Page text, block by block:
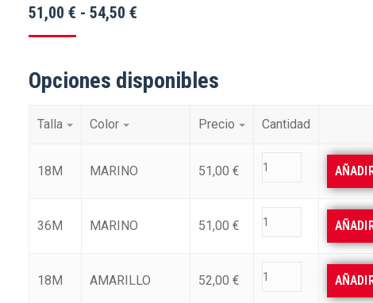
51,00 € - 54,50 €
desde
54,50 €
Opciones disponibles
Talla Color Precio Cantidad
18M MARINO 51,00 €
36M MARINO 51,00 €
18M AMARILLO 52,00 €